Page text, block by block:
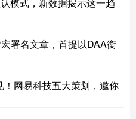
模式，新数据揭示这一趋
署名文章，首提以DAA衡
网易科技五大策划，邀你